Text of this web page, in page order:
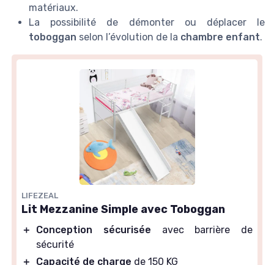
matériaux.
La possibilité de démonter ou déplacer le
toboggan selon l’évolution de la chambre enfant.
LIFEZEAL
Lit Mezzanine Simple avec Toboggan
＋ Conception sécurisée avec barrière de
sécurité
＋
Capacité de charge de 150 KG